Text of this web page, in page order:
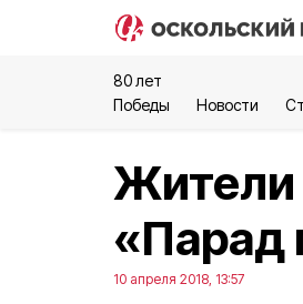
80 лет
Победы
Новости
Жители
«Парад
10 апреля 2018, 13:57